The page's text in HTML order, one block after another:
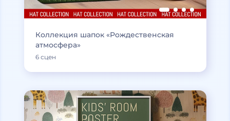
Коллекция шапок «Рождественская
атмосфера»
6 сцен